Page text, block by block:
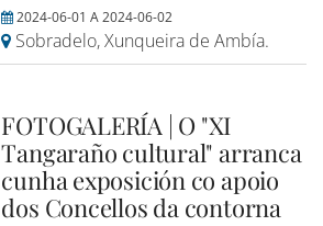
2024-06-01 A2024-06-02
Sobradelo, Xunqueira de Ambía.
FOTOGALERÍA | O "XI
Tangaraño cultural" arranca
cunha exposición co apoio
dos Concellos da contorna